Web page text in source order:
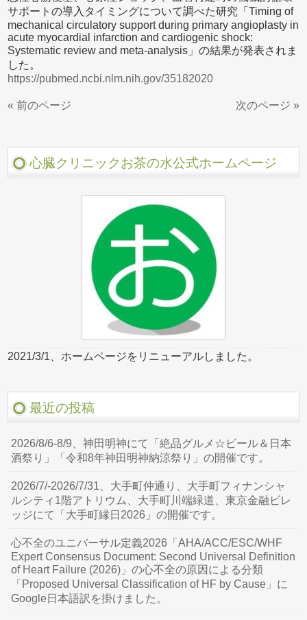
サポートの導入タイミングについて調べた研究「Timing of
mechanical circulatory support during primary angioplasty in
acute myocardial infarction and cardiogenic shock:
Systematic review and meta-analysis」の結果が発表されま
した。
https://pubmed.ncbi.nlm.nih.gov/35182020
« 前のページ 次のページ »
心臓クリニックお茶の水公式ホームページ
2021/3/1、ホームページをリニューアルしました。
最近の投稿
2026/8/6-8/9、神田明神にて「絶品グルメ☆ビール＆日本
酒祭り」「令和8年神田明神納涼祭り」の開催です。
2026/7/-2026/7/31、大手町仲通り、大手町フィナンシャ
ルシティ1階アトリウム、大手町川端緑道、東京金融ビレ
ッジにて「大手町縁日2026」の開催です。
心不全のユニバーサル定義2026「AHA/ACC/ESC/WHF
Expert Consensus Document: Second Universal Definition
of Heart Failure (2026)」の心不全の原因による分類
「Proposed Universal Classification of HF by Cause」に
Google日本語訳を掛けました。